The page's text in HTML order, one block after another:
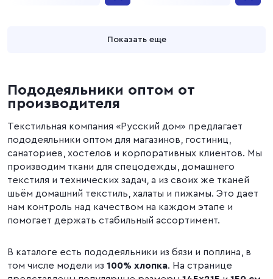
Показать еще
Пододеяльники оптом от
производителя
Текстильная компания «Русский дом» предлагает
пододеяльники оптом для магазинов, гостиниц,
санаториев, хостелов и корпоративных клиентов. Мы
производим ткани для спецодежды, домашнего
текстиля и технических задач, а из своих же тканей
шьём домашний текстиль, халаты и пижамы. Это дает
нам контроль над качеством на каждом этапе и
помогает держать стабильный ассортимент.
В каталоге есть пододеяльники из бязи и поплина, в
том числе модели из 100% хлопка. На странице